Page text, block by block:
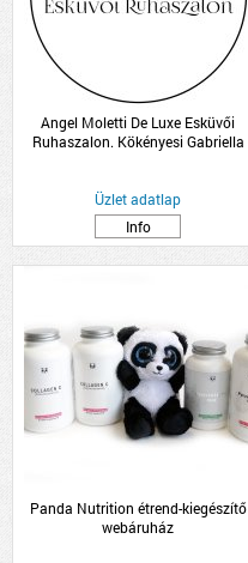
Angel Moletti De Luxe Esküvői
Ruhaszalon. Kökényesi Gabriella
Üzlet adatlap
Info
Panda Nutrition étrend-kiegészítő
webáruház